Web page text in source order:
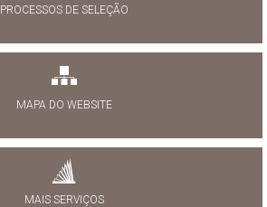
PROCESSOS DE SELEÇÃO
MAPA DO WEBSITE
MAIS SERVIÇOS